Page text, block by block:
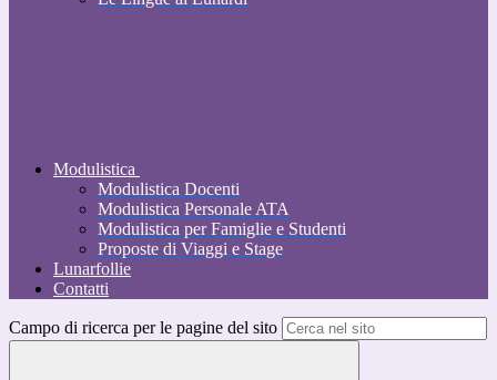
Modulistica
Modulistica Docenti
Modulistica Personale ATA
Modulistica per Famiglie e Studenti
Proposte di Viaggi e Stage
Lunarfollie
Contatti
Campo di ricerca per le pagine del sito